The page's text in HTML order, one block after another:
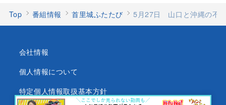
Top 番組情報 首里城ふたたび 5月27日 山口と沖縄の不
会社情報
個人情報について
特定個人情報取扱基本方針